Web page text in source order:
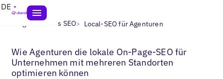
DE
Blogs> Lokales SEO> Local-SEO für Agenturen
Wie Agenturen die lokale On-Page-SEO für
Unternehmen mit mehreren Standorten
optimieren können